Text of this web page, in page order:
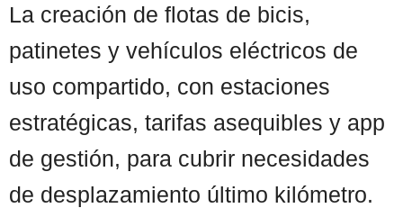
La creación de flotas de bicis,
patinetes y vehículos eléctricos de
uso compartido, con estaciones
estratégicas, tarifas asequibles y app
de gestión, para cubrir necesidades
de desplazamiento último kilómetro.